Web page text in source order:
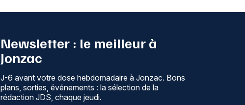
Newsletter : le meilleur à
Jonzac
J-6 avant votre dose hebdomadaire à Jonzac. Bons
plans, sorties, événements : la sélection de la
rédaction JDS, chaque jeudi.